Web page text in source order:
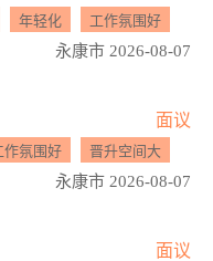
年轻化 工作氛围好
永康市 2026-08-07
面议
作氛围好 晋升空间大
永康市 2026-08-07
面议